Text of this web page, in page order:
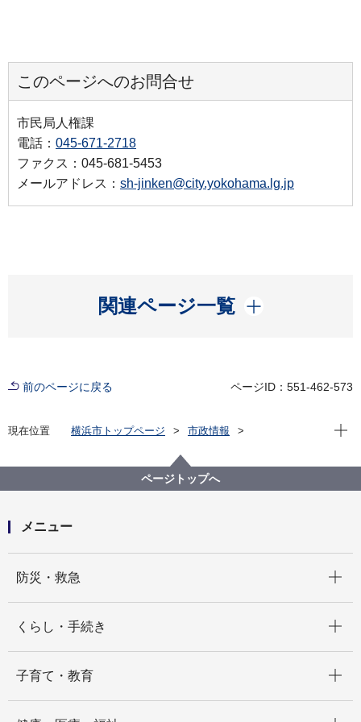
このページへのお問合せ
市民局人権課
電話： 045-671-2718
ファクス：045-681-5453
メールアドレス： sh-jinken@city.yokohama.lg.jp
関連ページ一覧
開く
前のページに戻る ページID：551-462-573
現在位置 横浜市トップページ
市政情報
現在
ページトップへ
メニュー
防災・救急
くらし・手続き
子育て・教育